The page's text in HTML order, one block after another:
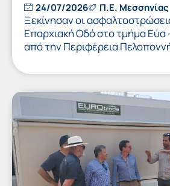
24/07/2026 Π.Ε. Μεσσηνίας
Ξεκίνησαν οι
Επαρχιακή Οδό στο τμήμα Εύα
από την Περιφέρεια